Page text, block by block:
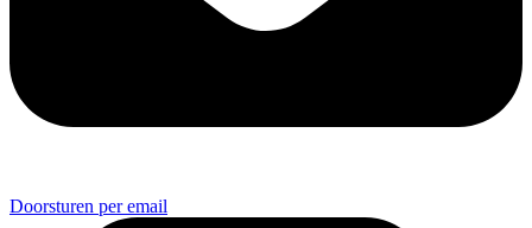
Doorsturen per email